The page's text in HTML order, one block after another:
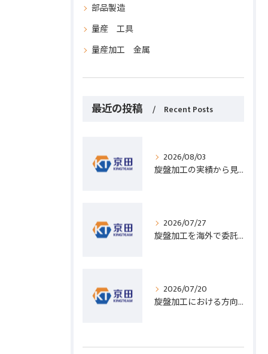
部品製造
量産 工具
量産加工 金属
最近の投稿 Recent Posts
2026/08/03
旋盤加工の実績から見る発注先選びと人材事情のポイントを詳しく解説
2026/07/27
旋盤加工を海外で委託する際のコスト削減と高精度実現のポイント
2026/07/20
旋盤加工における方向設定の基礎と実践的な加工手順のポイント